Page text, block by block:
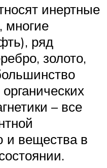
инертные
многие
ряд
золото,
– все
и вещества в